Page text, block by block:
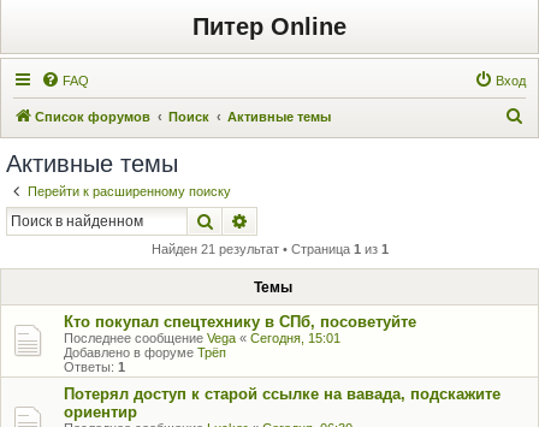
Питер Online
FAQ Вход
Список форумов Поиск Активные темы
Активные темы
Перейти к расширенному поиску
Поиск
Найден 21 результат • Страница 1 из 1
Темы
Кто покупал спецтехнику в СПб, посоветуйте
Последнее сообщение Vega « Сегодня, 15:01
Добавлено в форуме Трёп
Ответы: 1
Потерял доступ к старой ссылке на вавада, подскажите
ориентир